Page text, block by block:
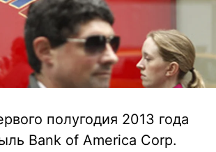
полугодия 2013 года
Bank of America Corp.